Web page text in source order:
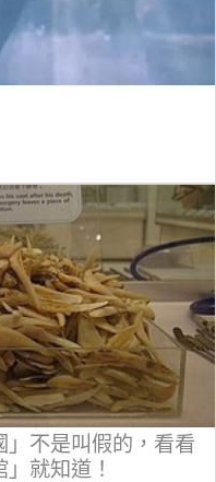
不是叫假的，看看
就知道！